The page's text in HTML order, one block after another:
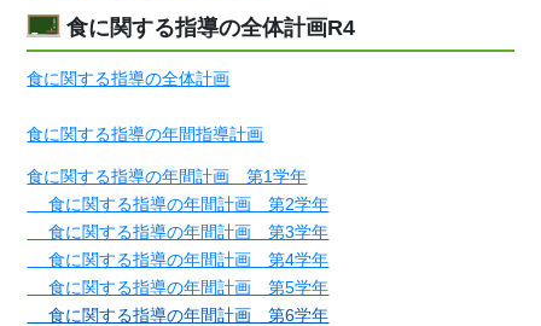
食に関する指導の全体計画R4
食に関する指導の全体計画
食に関する指導の年間指導計画
食に関する指導の年間計画 第1学年
食に関する指導の年間計画 第2学年
食に関する指導の年間計画 第3学年
食に関する指導の年間計画 第4学年
食に関する指導の年間計画 第5学年
食に関する指導の年間計画 第6学年